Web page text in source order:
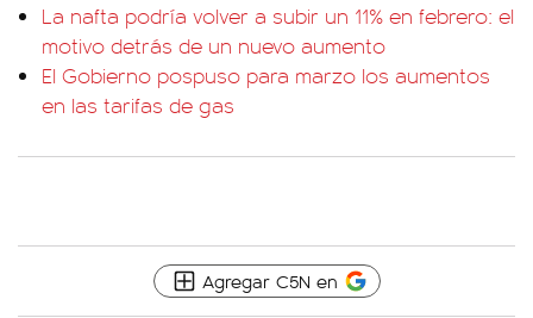
La nafta podría volver a subir un 11% en febrero: el
motivo detrás de un nuevo aumento
El Gobierno pospuso para marzo los aumentos
en las tarifas de gas
Agregar C5N en